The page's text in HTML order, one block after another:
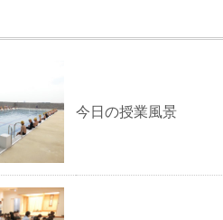
今日の授業風景